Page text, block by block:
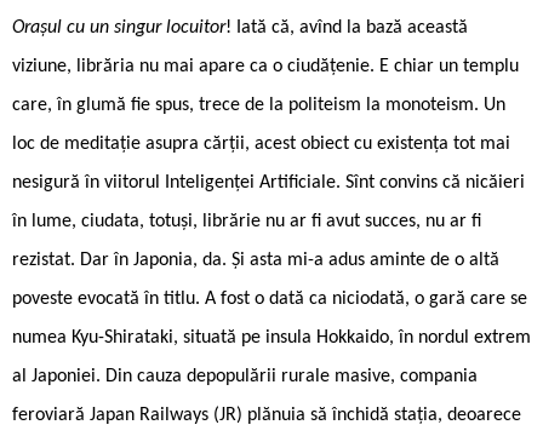
Orașul cu un singur locuitor! Iată că, avînd la bază această
viziune, librăria nu mai apare ca o ciudățenie. E chiar un templu
care, în glumă fie spus, trece de la politeism la monoteism. Un
loc de meditație asupra cărții, acest obiect cu existența tot mai
nesigură în viitorul Inteligenței Artificiale. Sînt convins că nicăieri
în lume, ciudata, totuși, librărie nu ar fi avut succes, nu ar fi
rezistat. Dar în Japonia, da. Și asta mi-a adus aminte de o altă
poveste evocată în titlu. A fost o dată ca niciodată, o gară care se
numea Kyu-Shirataki, situată pe insula Hokkaido, în nordul extrem
al Japoniei. Din cauza depopulării rurale masive, compania
feroviară Japan Railways (JR) plănuia să închidă stația, deoarece